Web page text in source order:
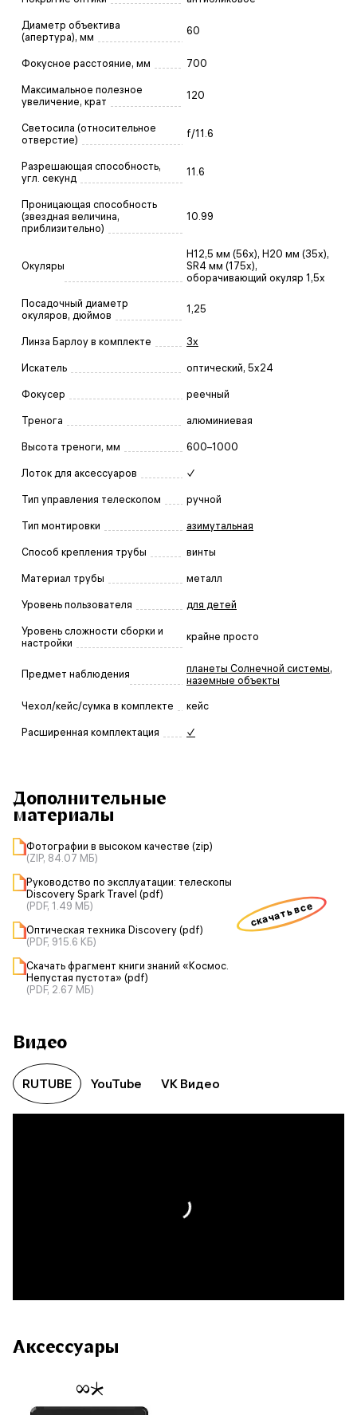
Диаметр объектива
(апертура), мм
60
Фокусное расстояние, мм 700
Максимальное полезное
увеличение, крат
120
Светосила (относительное
отверстие)
f/11.6
Разрешающая способность,
угл. секунд
11.6
Проницающая способность
(звездная величина,
приблизительно)
10.99
Окуляры
H12,5 мм (56х), H20 мм (35х),
SR4 мм (175х),
оборачивающий окуляр 1,5x
Посадочный диаметр
окуляров, дюймов
1,25
Линза Барлоу в комплекте 3x
Искатель оптический, 5x24
Фокусер реечный
Тренога алюминиевая
Высота треноги, мм 600–1000
Лоток для аксессуаров ✓
Тип управления телескопом ручной
Тип монтировки азимутальная
Способ крепления трубы винты
Материал трубы металл
Уровень пользователя для детей
Уровень сложности сборки и
настройки
крайне просто
Предмет наблюдения планеты Солнечной системы,
наземные объекты
Чехол/кейс/сумка в комплекте кейс
Расширенная комплектация ✓
Дополнительные
материалы
Фотографии в высоком качестве (zip)
(ZIP, 84.07 МБ)
Руководство по эксплуатации: телескопы
Discovery Spark Travel (pdf)
(PDF, 1.49 МБ)
Оптическая техника Discovery (pdf)
(PDF, 915.6 КБ)
Скачать фрагмент книги знаний «Космос.
Непустая пустота» (pdf)
(PDF, 2.67 МБ)
скачать все
Видео
RUTUBE YouTube VK Видео
Аксессуары